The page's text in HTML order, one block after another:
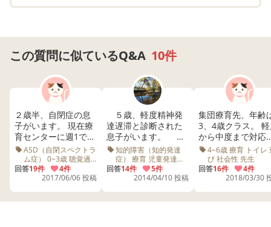
りも踏まえて(4)と繋がることができればと考えていま
先日、まる一日保育園を休ませて見学へ行ったところ、対
応してくださった方からは、(2)との並行通所は可で、実
られる。2歳から療育開始で早すぎることはないし、早め
にお子さんの様子を見て何が好きで、苦手は何かを知りた
い。週1での空きはないので、金曜日にスポット利用(月
2〜3回)なら可と言われています。
それを受けて、見学翌日、保育園へ(4)の児発への送り迎
えについて(保育園登園→児発からお迎え→療育→終了
後、児発から保育園へ送り→給食)、対応可能かを確認し
てみたところ、実績はあるし多分可能では(園内確認待ち)
この質問に似ているQ&A 10件
２歳半、自閉症の息
子がいます。 現在療
育センターに週1で通
っています。 いま悩
んでいることは、 療
育センター以外にも
どこか通わせてあげ
たいのですが、自閉
症の未就園児にはど
ASD（自閉スペクトラ
ム症） 0~3歳 聴覚過
敏 療育 療育センター
児童発達支援 一時預
回答19件
4件
2017/06/06 投稿
５歳、軽度精神発
達遅滞と診断された
息子がいます。
会話や日付などの認
識に問題を感じてい
ますが、性格は大人
しく素直で可愛い子
です(笑)。 今は、
保育所から帰宅した
知的障害（知的発達
症） 療育 児童発達支
援 診断 会話 仕事
回答14件
5件
2014/04/10 投稿
集団療育先、年齢
3、4歳クラス。
から中度まで対応
る所です。 月に一
親同伴の見学会が
るのですが、 見て
とうちの子が、社
性を学ぶという主
の自由遊びの時間
4~6歳 療育 トイレ
び 社会性 先生
回答16件
4件
2018/03/30